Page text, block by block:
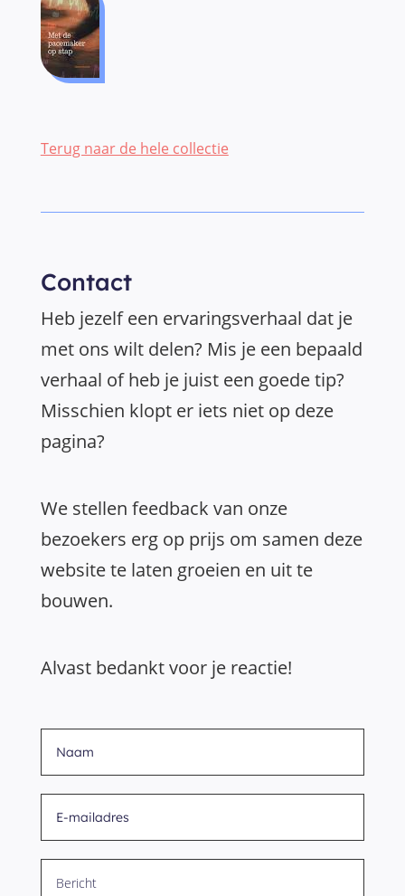
Terug naar de hele collectie
Contact
Heb jezelf een ervaringsverhaal dat je
met ons wilt delen? Mis je een bepaald
verhaal of heb je juist een goede tip?
Misschien klopt er iets niet op deze
pagina?
We stellen feedback van onze
bezoekers erg op prijs om samen deze
website te laten groeien en uit te
bouwen.
Alvast bedankt voor je reactie!